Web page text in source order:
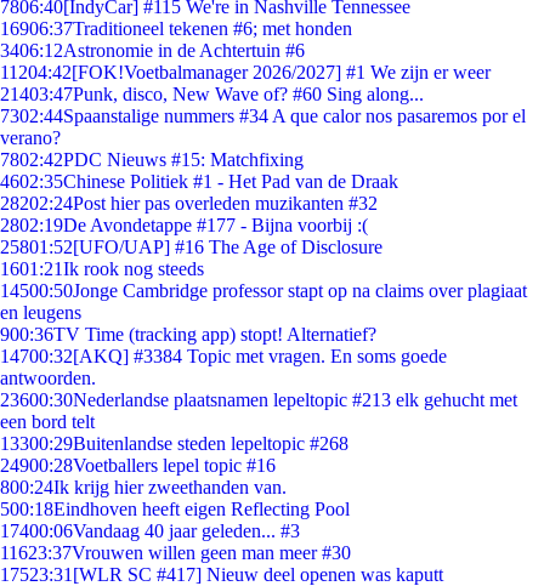
7806:40[IndyCar] #115 We're in Nashville Tennessee
16906:37Traditioneel tekenen #6; met honden
3406:12Astronomie in de Achtertuin #6
11204:42[FOK!Voetbalmanager 2026/2027] #1 We zijn er weer
21403:47Punk, disco, New Wave of? #60 Sing along...
7302:44Spaanstalige nummers #34 A que calor nos pasaremos por el
verano?
7802:42PDC Nieuws #15: Matchfixing
4602:35Chinese Politiek #1 - Het Pad van de Draak
28202:24Post hier pas overleden muzikanten #32
2802:19De Avondetappe #177 - Bijna voorbij :(
25801:52[UFO/UAP] #16 The Age of Disclosure
1601:21Ik rook nog steeds
14500:50Jonge Cambridge professor stapt op na claims over plagiaat
en leugens
900:36TV Time (tracking app) stopt! Alternatief?
14700:32[AKQ] #3384 Topic met vragen. En soms goede
antwoorden.
23600:30Nederlandse plaatsnamen lepeltopic #213 elk gehucht met
een bord telt
13300:29Buitenlandse steden lepeltopic #268
24900:28Voetballers lepel topic #16
800:24Ik krijg hier zweethanden van.
500:18Eindhoven heeft eigen Reflecting Pool
17400:06Vandaag 40 jaar geleden... #3
11623:37Vrouwen willen geen man meer #30
17523:31 [WLR SC #417] Nieuw deel openen was kaputt